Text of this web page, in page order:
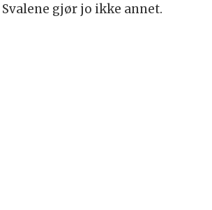
gjør jo ikke annet.